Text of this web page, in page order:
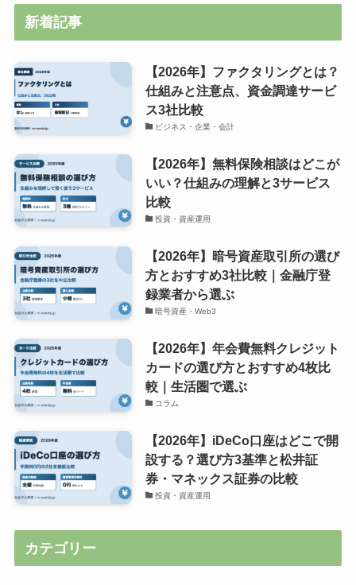
新着記事
【2026年】ファクタリングとは？
仕組みと注意点、資金調達サービ
ス3社比較
ビジネス・企業・会計
【2026年】無料保険相談はどこが
いい？仕組みの理解と3サービス
比較
投資・資産運用
【2026年】暗号資産取引所の選び
方とおすすめ3社比較｜金融庁登
録業者から選ぶ
暗号資産・Web3
【2026年】年会費無料クレジット
カードの選び方とおすすめ4枚比
較｜生活圏で選ぶ
コラム
【2026年】iDeCo口座はどこで開
設する？選び方3基準と松井証
券・マネックス証券の比較
投資・資産運用
カテゴリー